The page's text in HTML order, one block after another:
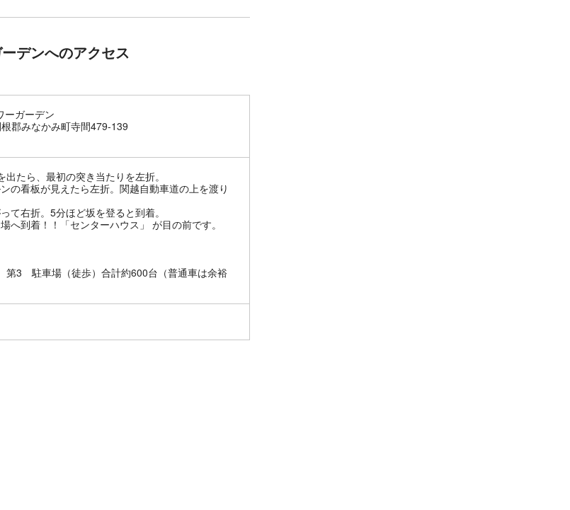
デンへのアクセス
ーガーデン
郡みなかみ町寺間479-139
たら、最初の突き当たりを左折。
の看板が見えたら左折。関越自動車道の上を渡り
て右折。5分ほど坂を登ると到着。
へ到着！！「センターハウス」 が目の前です。
第3 駐車場（徒歩）合計約600台（普通車は余裕